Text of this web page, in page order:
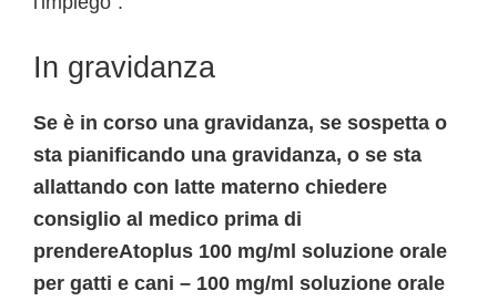
In gravidanza
Se è in corso una gravidanza, se sospetta o
sta pianificando una gravidanza, o se sta
allattando con latte materno chiedere
consiglio al medico prima di
prendereAtoplus 100 mg/ml soluzione orale
per gatti e cani – 100 mg/ml soluzione orale